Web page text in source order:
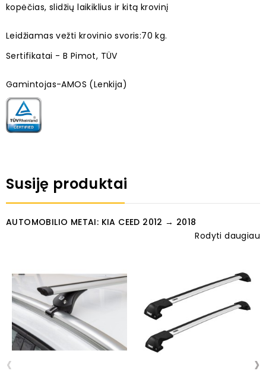
kopėčias, slidžių laikiklius ir kitą krovinį
Leidžiamas vežti krovinio svoris:70 kg.
Sertifikatai - B Pimot, TÜV
Gamintojas-AMOS (Lenkija)
Susiję produktai
AUTOMOBILIO METAI: KIA CEED 2012 → 2018
Rodyti daugiau
‹ ›